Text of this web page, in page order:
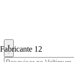
Fabricante 12